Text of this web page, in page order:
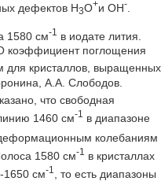
дефектов Н3О+и ОН-.
1580 см-1
в иодате лития.
коэффициент поглощения
для кристаллов, выращенных
А.А. Слободов.
что свободная
1460 см-1
в диапазоне
деформационным колебаниям
1580 см-1
в кристаллах
1650 см-1
, то есть диапазоны